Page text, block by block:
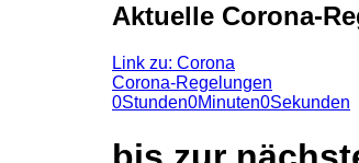
Aktuelle Corona-
Link zu: Corona
Corona-Regelungen
0Stunden0Minuten0Sekunden